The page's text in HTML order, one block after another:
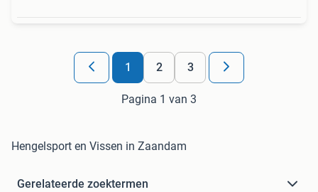
1 2 3
Pagina 1 van 3
Hengelsport en Vissen in Zaandam
Gerelateerde zoektermen